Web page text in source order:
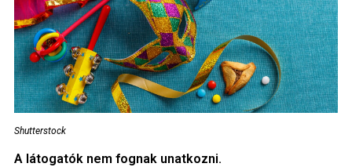
Shutterstock
A látogatók nem fognak unatkozni.